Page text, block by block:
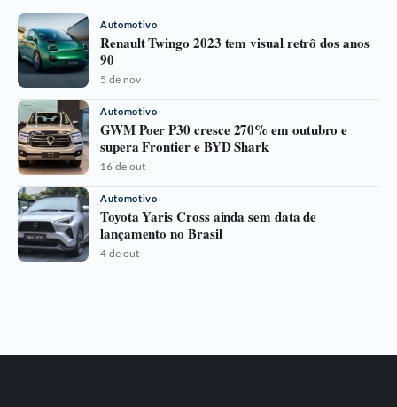
Automotivo
Renault Twingo 2023 tem visual retrô dos anos
90
5 de nov
Automotivo
GWM Poer P30 cresce 270% em outubro e
supera Frontier e BYD Shark
16 de out
Automotivo
Toyota Yaris Cross ainda sem data de
lançamento no Brasil
4 de out